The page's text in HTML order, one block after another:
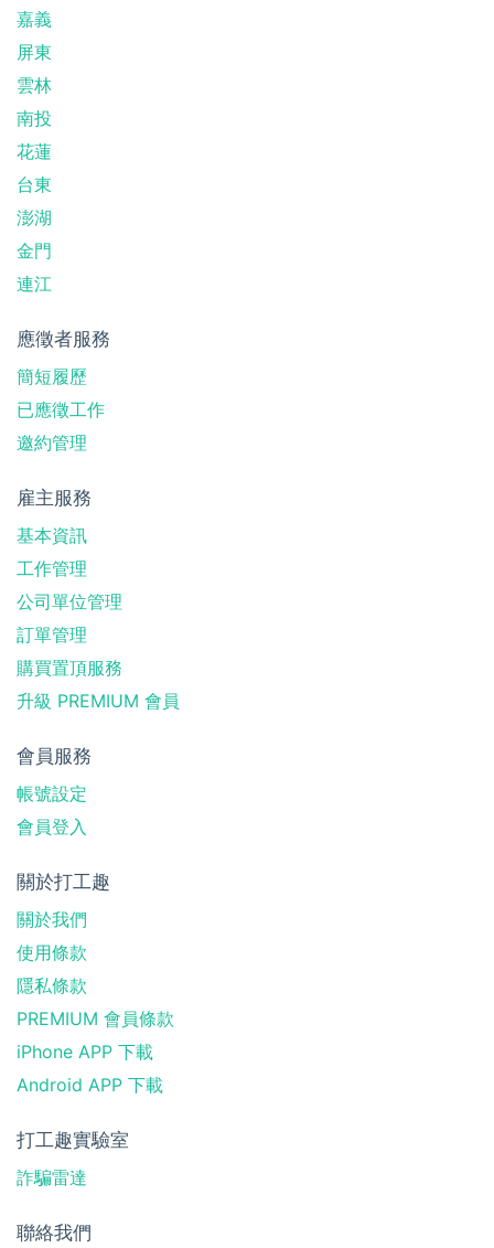
嘉義
屏東
雲林
南投
花蓮
台東
澎湖
金門
連江
應徵者服務
簡短履歷
已應徵工作
邀約管理
雇主服務
基本資訊
工作管理
公司單位管理
訂單管理
購買置頂服務
升級 PREMIUM 會員
會員服務
帳號設定
會員登入
關於打工趣
關於我們
使用條款
隱私條款
PREMIUM 會員條款
iPhone APP 下載
Android APP 下載
打工趣實驗室
詐騙雷達
聯絡我們